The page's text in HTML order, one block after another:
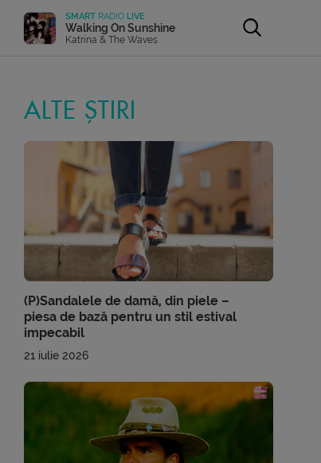
SMART RADIO LIVE
Walking On Sunshine
Katrina & The Waves
ALTE ȘTIRI
(P)Sandalele de damă, din piele –
piesa de bază pentru un stil estival
impecabil
21 iulie 2026